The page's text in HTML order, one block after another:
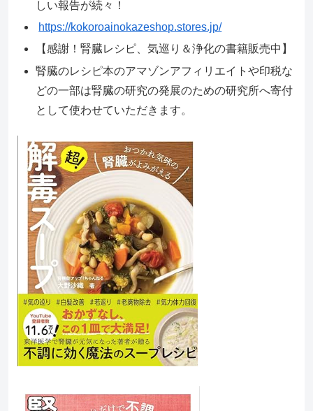
しい報告が続々！
https://kokoroainokazeshop.stores.jp/
【感謝！腎臓レシピ、気巡り＆浄化の書籍販売中】
腎臓のレシピ本のアマゾンアフィリエイトや印税な
どの一部は腎臓の研究の発展のための研究所へ寄付
として使わせていただきます。